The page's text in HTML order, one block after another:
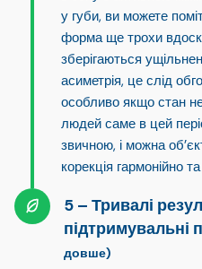
у губи, ви можете
форма ще трохи
зберігаються
асиметрія, це слід
особливо якщо стан
людей саме в цей
звичною, і можна
корекція гармонійно
Тривалі
підтримувальні
довше)